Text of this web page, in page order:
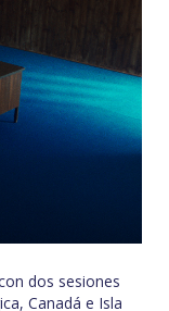
dos sesiones
Canadá e Isla